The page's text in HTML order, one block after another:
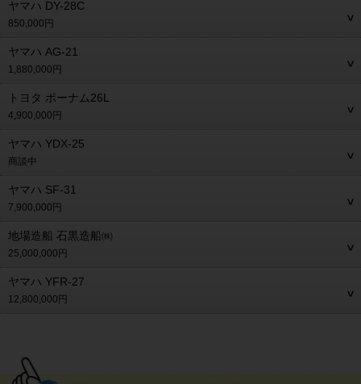
ヤマハ DY-28C
850,000円
ヤマハ AG-21
1,880,000円
トヨタ ポーナム26L
4,900,000円
ヤマハ YDX-25
商談中
ヤマハ SF-31
7,900,000円
地場造船 石黒造船㈱
25,000,000円
ヤマハ YFR-27
12,800,000円